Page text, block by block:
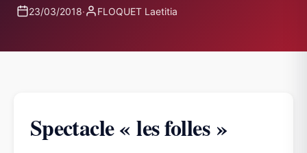
23/03/2018· FLOQUET Laetitia
Spectacle « les folles »